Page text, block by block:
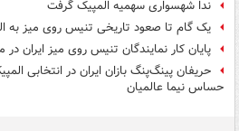
ندا شهسواری سهمیه المپیک گرفت
یک گام تا صعود تاریخی تنیس روی میز به
پایان کار نمایندگان تنیس روی میز ایران در
حریفان پینگ‌پنگ بازان ایران در انتخابی
حساس نیما عالمیان